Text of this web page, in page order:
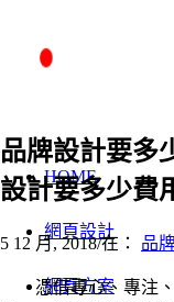
HOME
網頁設計
網頁方案
品牌設計要多
設計要多少費
5 12 月, 2018/在： 品
憑借專心、專注、